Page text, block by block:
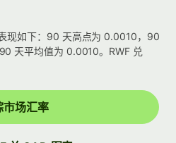
现如下：90 天高点为 0.0010，90
天平均值为 0.0010。RWF 兑
市场汇率